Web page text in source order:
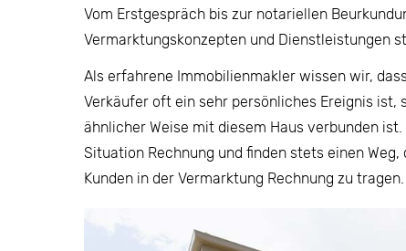
Vom Erstgespräch bis zur notariellen
Vermarktungskonzepten und Dienstleistungen
Als erfahrene Immobilienmakler wissen wir,
Verkäufer oft ein sehr persönliches Ereignis
ähnlicher Weise mit diesem Haus verbunden
Situation Rechnung und finden stets einen
Kunden in der Vermarktung Rechnung zu tragen.